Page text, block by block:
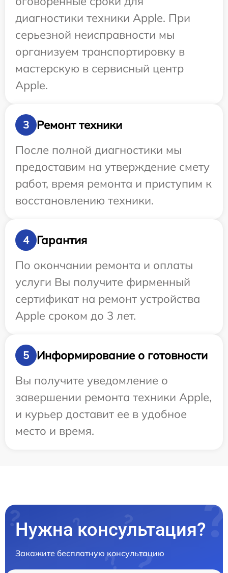
диагностики техники Apple. При
серьезной неисправности мы
организуем транспортировку в
мастерскую в сервисный центр
Apple.
3
Ремонт техники
После полной диагностики мы
предоставим на утверждение смету
работ, время ремонта и приступим к
восстановлению техники.
4
Гарантия
По окончании ремонта и оплаты
услуги Вы получите фирменный
сертификат на ремонт устройства
Apple сроком до 3 лет.
5
Информирование о готовности
Вы получите уведомление о
завершении ремонта техники Apple,
и курьер доставит ее в удобное
место и время.
Нужна консультация?
Закажите бесплатную консультацию